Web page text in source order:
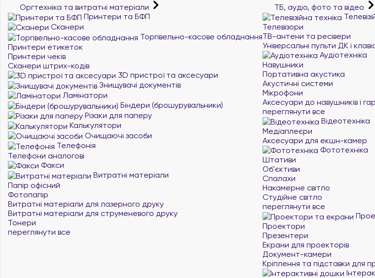
Оргтехніка та витратні матеріали
Принтери та БФП
Сканери
Торгівельно-касове обладнання
Принтери етикеток
Принтери чеків
Сканери штрих-кодів
3D пристрої та аксесуари
Знищувачі документів
Ламінатори
Біндери (брошурувальники)
Різаки для паперу
Калькулятори
Очищаючі засоби
Телефонія
Телефони аналогові
Факси
Витратні матеріали
Папір офісний
Фотопапір
Витратні матеріали для лазерного друку
Витратні матеріали для струменевого друку
Тонери
переглянути все
ТБ, аудіо, фото та відео
Телевізори
ТВ-антени та ресівери
Універсальні пульти ДК і
Аудіотехніка
Навушники
Портативна акустика
Акустичні системи
Мікрофони
Аксесуари до навушників і
переглянути все
Відеотехніка
Медіаплеєри
Аксесуари для екшн-камер
Фототехніка
Штативи
Об'єктиви
Спалахи
Накамерне світло
Студійне світло
переглянути все
Проектори
Презентери
Екрани для проекторів
Документ-камери
Кріплення та підставки для